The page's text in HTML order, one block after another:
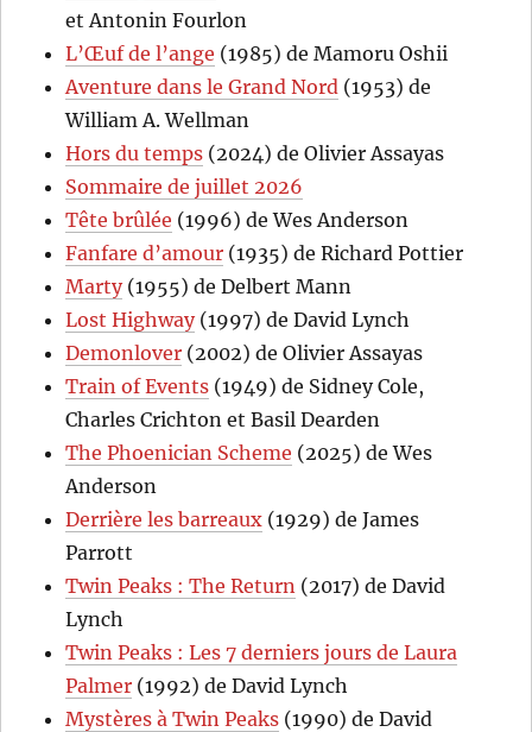
et Antonin Fourlon
L’Œuf de l’ange (1985) de Mamoru Oshii
Aventure dans le Grand Nord (1953) de
William A. Wellman
Hors du temps (2024) de Olivier Assayas
Sommaire de juillet 2026
Tête brûlée (1996) de Wes Anderson
Fanfare d’amour (1935) de Richard Pottier
Marty(1955) de Delbert Mann
Lost Highway(1997) de David Lynch
Demonlover (2002) de Olivier Assayas
Train of Events (1949) de Sidney Cole,
Charles Crichton et Basil Dearden
The Phoenician Scheme (2025) de Wes
Anderson
Derrière les barreaux (1929) de James
Parrott
Twin Peaks : The Return (2017) de David
Lynch
Twin Peaks : Les 7 derniers jours de Laura
Palmer (1992) de David Lynch
Mystères à Twin Peaks (1990) de David